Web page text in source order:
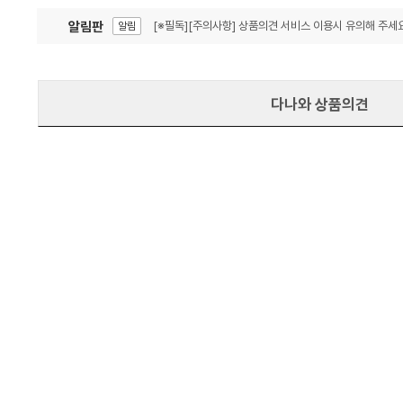
알림판 알림 [※필독][주의사항] 상품의견 서비스 이용시 유의해 주세
다나와 상품의견